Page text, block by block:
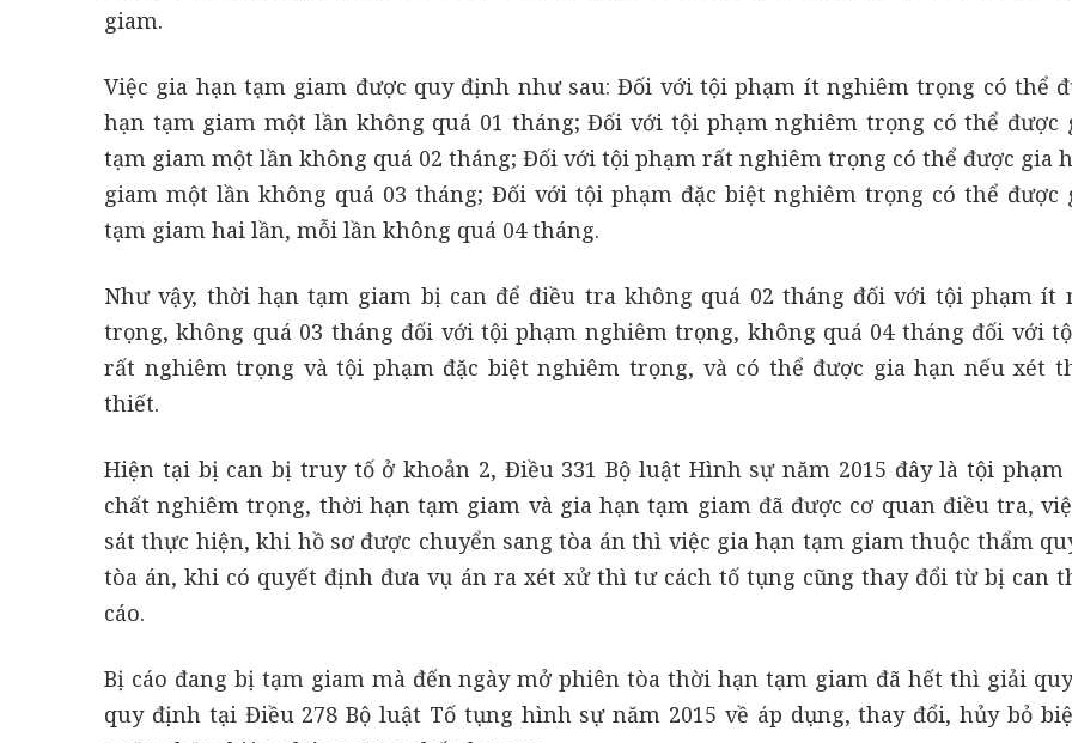
giam.
Việc gia hạn tạm giam được quy định như sau: Đối với tội phạm ít nghiêm trọng có thể
hạn tạm giam một lần không quá 01 tháng; Đối với tội phạm nghiêm trọng có thể được
tạm giam một lần không quá 02 tháng; Đối với tội phạm rất nghiêm trọng có thể được gia
giam một lần không quá 03 tháng; Đối với tội phạm đặc biệt nghiêm trọng có thể được
tạm giam hai lần, mỗi lần không quá 04 tháng.
Như vậy, thời hạn tạm giam bị can để điều tra không quá 02 tháng đối với tội phạm ít
trọng, không quá 03 tháng đối với tội phạm nghiêm trọng, không quá 04 tháng đối với
rất nghiêm trọng và tội phạm đặc biệt nghiêm trọng, và có thể được gia hạn nếu xét
thiết.
Hiện tại bị can bị truy tố ở khoản 2, Điều 331 Bộ luật Hình sự năm 2015 đây là tội phạm
chất nghiêm trọng, thời hạn tạm giam và gia hạn tạm giam đã được cơ quan điều tra,
sát thực hiện, khi hồ sơ được chuyển sang tòa án thì việc gia hạn tạm giam thuộc thẩm
tòa án, khi có quyết định đưa vụ án ra xét xử thì tư cách tố tụng cũng thay đổi từ bị can
cáo.
Bị cáo đang bị tạm giam mà đến ngày mở phiên tòa thời hạn tạm giam đã hết thì giải
quy định tại Điều 278 Bộ luật Tố tụng hình sự năm 2015 về áp dụng, thay đổi, hủy bỏ